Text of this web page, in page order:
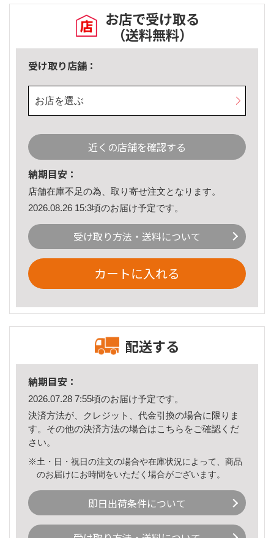
お店で受け取る
（送料無料）
受け取り店舗：
お店を選ぶ
近くの店舗を確認する
納期目安：
店舗在庫不足の為、取り寄せ注文となります。
2026.08.26 15:3頃のお届け予定です。
受け取り方法・送料について
カートに入れる
配送する
納期目安：
2026.07.28 7:55頃のお届け予定です。
決済方法が、クレジット、代金引換の場合に限りま
す。その他の決済方法の場合はこちら をご確認くだ
さい。
※土・日・祝日の注文の場合や在庫状況によって、商品
のお届けにお時間をいただく場合がございます。
即日出荷条件について